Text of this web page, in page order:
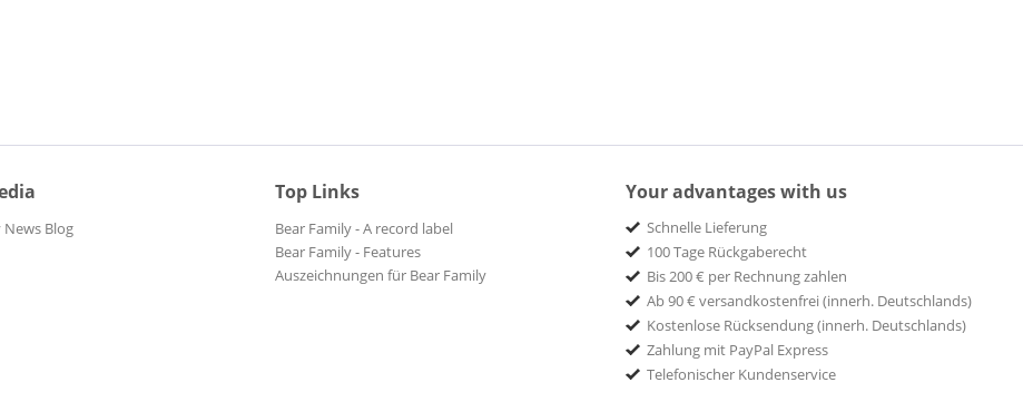
News Blog
Top Links
Bear Family - A record label
Bear Family - Features
Auszeichnungen für Bear Family
Your advantages with us
Schnelle Lieferung
100 Tage Rückgaberecht
Bis 200 € per Rechnung zahlen
Ab 90 € versandkostenfrei (innerh. Deutschlands)
Kostenlose Rücksendung (innerh. Deutschlands)
Zahlung mit PayPal Express
Telefonischer Kundenservice